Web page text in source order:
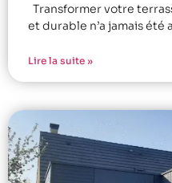
Transformer votre
et durable n’a jamais été
Lire la suite »